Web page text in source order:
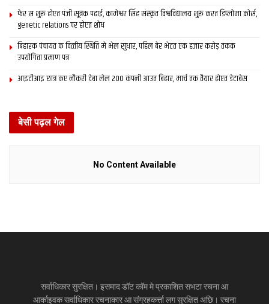
फेर स शुरू होएत पंजी सूत्रक पढाई, कामेश्वर सिंह संस्कृत विश्वविद्यालय शुरू करत डिप्लोमा कोर्स,
genetic relations पर होएत शोध
बिहारक पंचायत क वित्‍तीय स्थिति मे भेल सुधार, पहिल बेर भेटत एक हजार करोड़ तकक
उपयोगिता प्रमाण पत्र
आइटीआइ छात्र कए नौकरी देबा लेल 200 कंपनी आउत बिहार, मार्च तक तैयार होएत डेटाबेस
बेसी पढ़ल गेल
No Content Available
सर्वाधिकार सुरक्षित। इसमाद डॉट कॉम मे प्रकाशित सभटा रचना आ
आर्काइवक सर्वाधिकार रचनाकार आ संग्रहकर्त्ता लग सुरक्षित अछि। रचना